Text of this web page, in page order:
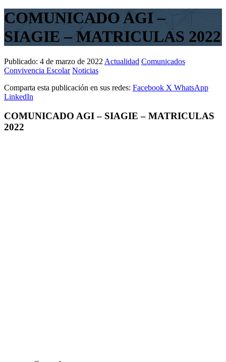
COMUNICADO AGI –
SIAGIE – MATRICULAS 2022
Publicado: 4 de marzo de 2022 Actualidad Comunicados
Convivencia Escolar Noticias
Comparta esta publicación en sus redes: Facebook X WhatsApp
LinkedIn
COMUNICADO AGI – SIAGIE – MATRICULAS
2022